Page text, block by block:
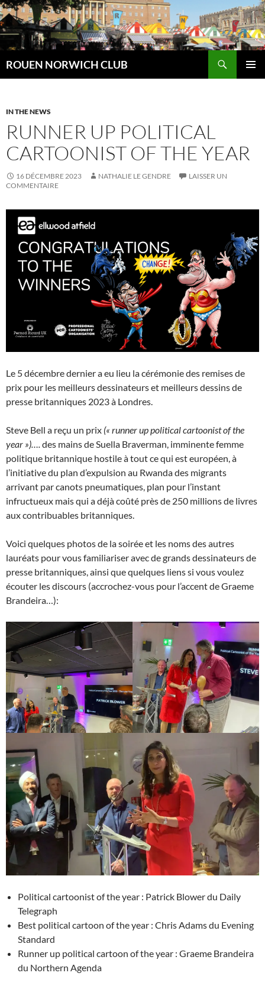
Aller
au
contenu
ROUEN NORWICH CLUB
IN THE NEWS
RUNNER UP POLITICAL
CARTOONIST OF THE YEAR
16 DÉCEMBRE 2023 NATHALIE LE GENDRE
LAISSER UN
COMMENTAIRE
Le 5 décembre dernier a eu lieu la cérémonie des remises de
prix pour les meilleurs dessinateurs et meilleurs dessins de
presse britanniques 2023 à Londres.
Steve Bell a reçu un prix (« runner up political cartoonist of the
year »)….des mains de Suella Braverman, imminente femme
politique britannique hostile à tout ce qui est européen, à
l’initiative du plan d’expulsion au Rwanda des migrants
arrivant par canots pneumatiques, plan pour l’instant
infructueux mais qui a déjà coûté près de 250 millions de livres
aux contribuables britanniques.
Voici quelques photos de la soirée et les noms des autres
lauréats pour vous familiariser avec de grands dessinateurs de
presse britanniques, ainsi que quelques liens si vous voulez
écouter les discours (accrochez-vous pour l’accent de Graeme
Brandeira…):
Political cartoonist of the year : Patrick Blower du Daily
Telegraph
Best political cartoon of the year : Chris Adams du Evening
Standard
Runner up political cartoon of the year : Graeme Brandeira
du Northern Agenda